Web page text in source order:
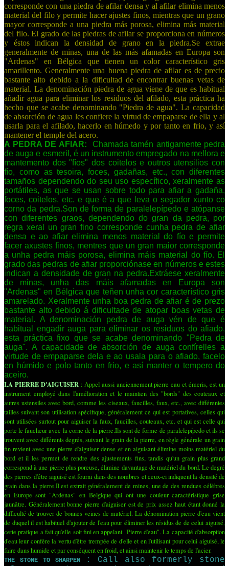
corresponde con una piedra de afilar densa y al afilar elimina menos
material del filo y permite hacer ajustes finos, mientras que un grano
mayor corresponde a una piedra más porosa, elimina más material
del filo. El grado de las piedras de afilar se proporciona en números
y éstos indican la densidad de grano en la piedra.Se extrae
generalmente de minas, una de las más afamadas en Europa son
"Ardenas" en Bélgica que tienen un color característico gris
amarillento. Generalmente una buena piedra de afilar es de precio
bastante alto debido a la dificultad de encontrar buenas vetas de
material. La denominación piedra de agua viene de que es habitual
añadir agua para eliminar los residuos del afilado, esta práctica ha
hecho que se acabe denominando "Piedra de agua". La capacidad
de absorción de agua les confiere la virtud de empaparse de ella y al
usarla para el afilado, hacerlo en húmedo y por tanto en frio, y así
mantener el temple del acero.
A PEDRA DE AFIAR:
Chamada tamén antigamente pedra
de auga e esmeril, é un instrumento empregado na mellora e
mantemento dos "fíos" dos coitelos e outros utensilios con
fío, como as tesoira, foces, gadañas, etc., con diferentes
tamaños dependendo do seu uso específico, xeralmente as
portátiles, as que se usan sobre todo para afiar a gadaña,
foces, coitelos, etc. e que é a que leva o segador xunto co
corno da pedra.Son de forma de paralelepípedo e atópanse
con diferentes graos, dependendo do gran da pedra, por
regra xeral un gran fino corresponde cunha pedra de afiar
densa e ao afiar elimina menos material do fío e permite
facer axustes finos, mentres que un gran maior corresponde
a unha pedra máis porosa, elimina máis material do fío. El
grado das pedras de afiar proporciónase en números e estes
indican a densidade de gran na pedra.Extráese xeralmente
de minas, unha das máis afamadas en Europa son
"Ardenas" en Bélgica que teñen unha cor característico gris
amarelado. Xeralmente unha boa pedra de afiar é de prezo
bastante alto debido á dificultade de atopar boas vetas de
material. A denominación pedra de auga vén de que é
habitual engadir auga para eliminar os residuos do afiado,
esta práctica fixo que se acabe denominando "Pedra de
auga". A capacidade de absorción de auga confírelles a
virtude de empaparse dela e ao usala para o afiado, facelo
en húmido e polo tanto en frio, e así manter o tempero do
aceiro.
LA PIERRE D'AIGUISER : Appel aussi anciennement pierre eau et émeris, est un
instrument employé dans l'amélioration et le maintien des "bords" des couteaux et
autres ustensiles avec bord, comme les ciseaux, faucilles, faux, etc., avec différentes
tailles suivant son utilisation spécifique, généralement ce qui est portatives, celles qui
sont utilisées surtout pour aiguiser la faux, faucilles, couteaux, etc. et qui est celle qui
porte le faucheur avec la corne de la pierre.Ils sont de forme de paralelepípedo et ils se
trouvent avec différents degrés, suivant le grain de la pierre, en règle générale un grain
fin revient avec une pierre d'aiguiser dense et en aiguisant élimine moins matériel du
bord et il les permet de rendre des ajustements fins, tandis qu'un grain plus grand
correspond à une pierre plus poreuse, élimine davantage de matériel du bord. Le degré
des pierres d'être aiguisé est fourni dans des nombres et ceux-ci indiquent la densité de
grain dans la pierre.Il est extrait généralement de mines, une de des rendues célèbres
en Europe sont "Ardenas" en Belgique qui ont une couleur caractéristique grise
jaunâtre. Généralement bonne pierre d'aiguiser est de prix assez haut étant donné la
difficulté de trouver de bonnes veines de matériel. La dénomination pierre d'eau vient
de duquel il est habituel d'ajouter de l'eau pour éliminer les résidus de de celui aiguisé,
cette pratique a fait qu'elle soit fini en appelant "Pierre d'eau". La capacité d'absorption
d'eau leur confère la vertu d'être trempée de d'elle et en l'utilisant pour celui aiguisé, le
faire dans humide et par conséquent en froid, et ainsi maintenir le temps de l'acier.
THE STONE TO SHARPEN
: Call also formerly stone